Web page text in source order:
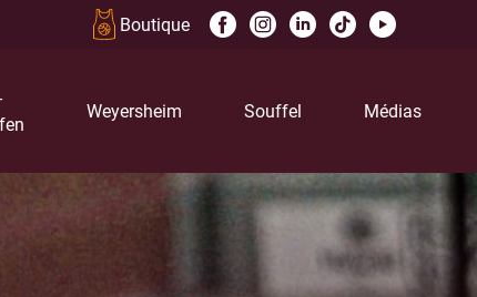
Boutique
Weyersheim Souffel Médias